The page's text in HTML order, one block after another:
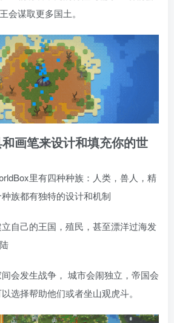
会谋取更多国土。
画笔来设计和填充你的世
里有四种种族：人类，兽人，精
族都有独特的设计和机制
自己的王国，殖民，甚至漂洋过海发
会发生战争， 城市会闹独立，帝国会
选择帮助他们或者坐山观虎斗。